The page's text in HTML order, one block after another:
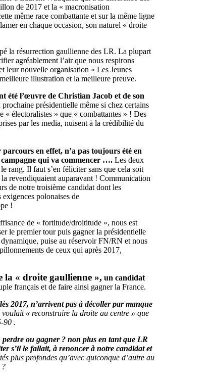
de 2017 et la « macronisation
même race combattante et sur la même ligne
en chaque occasion, son naturel « droite
la résurrection gaullienne des LR. La plupart
agréablement l’air que nous respirons
leur nouvelle organisation « Les Jeunes
illustration et la meilleure preuve.
été l’œuvre de Christian Jacob et de son
présidentielle même si chez certains
« électoralistes » que « combattantes » ! Des
par les media, nuisent à la crédibilité du
en effet, n’a pas toujours été en
campagne qui va commencer …. Les deux
rang. Il faut s’en féliciter sans que cela soit
revendiquaient auparavant ! Communication
de notre troisième candidat dont les
polonaises de
!
de « fortitude/droititude », nous est
le premier tour puis gagner la présidentielle
puise au réservoir FN/RN et nous
de ceux qui après 2017,
la « droite gaullienne », un candidat
français et de faire ainsi gagner la France.
2017, n’arrivent pas à décoller par manque
« reconstruire la droite au centre » que
90 .
ou gagner ? non plus en tant que LR
s’il le fallait, à renoncer à notre candidat et
plus profondes qu’avec quiconque d’autre au
?